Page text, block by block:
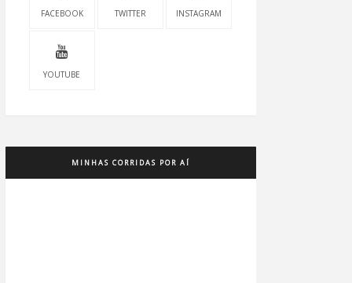
FACEBOOK TWITTER INSTAGRAM
YOUTUBE
MINHAS CORRIDAS POR AÍ